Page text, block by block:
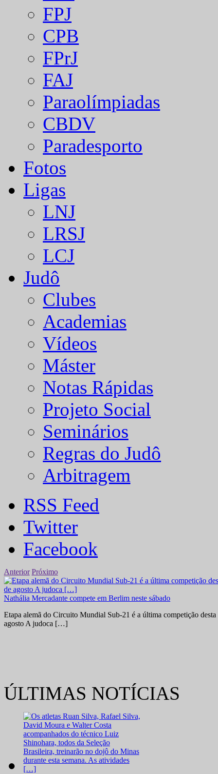
FPJ
CPB
FPrJ
FAJ
Paraolímpiadas
CBDV
Paradesporto
Fotos
Ligas
LNJ
LRSJ
LCJ
Judô
Clubes
Academias
Vídeos
Máster
Notas Rápidas
Projeto Social
Seminários
Regras do Judô
Arbitragem
RSS Feed
Twitter
Facebook
Anterior Próximo
Nathália Mercadante compete em Berlim neste sábado
Etapa alemã do Circuito Mundial Sub-21 é a última competição
agosto A judoca […]
ÚLTIMAS NOTÍCIAS